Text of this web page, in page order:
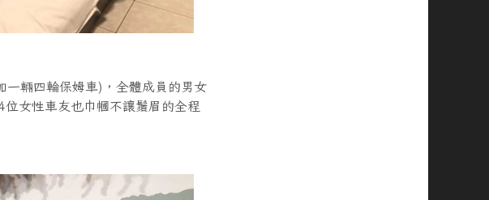
一輛四輪保姆車)，全體成員的男女
女性車友也巾幗不讓鬚眉的全程